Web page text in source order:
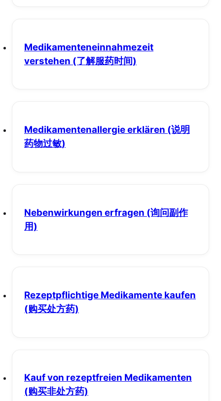
Medikamenteneinnahmezeit
verstehen (了解服药时间)
Medikamentenallergie erklären (说明
药物过敏)
Nebenwirkungen erfragen (询问副作
用)
Rezeptpflichtige Medikamente kaufen
(购买处方药)
Kauf von rezeptfreien Medikamenten
(购买非处方药)